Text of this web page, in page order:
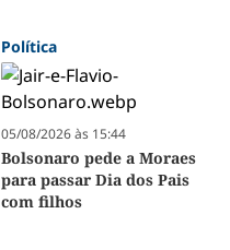
Política
05/08/2026 às 15:44
Bolsonaro pede a Moraes
para passar Dia dos Pais
com filhos